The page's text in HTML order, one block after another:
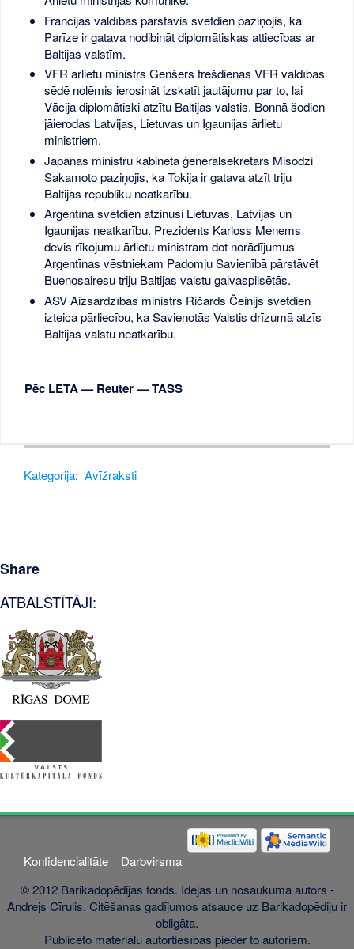
Francijas valdības pārstāvis svētdien paziņojis, ka
Parīze ir gatava nodibināt diplomātiskas attiecības ar
Baltijas valstīm.
VFR ārlietu ministrs Genšers trešdienas VFR valdības
sēdē nolēmis ierosināt izskatīt jautājumu par to, lai
Vācija diplomātiski atzītu Baltijas valstis. Bonnā šodien
jāierodas Latvijas, Lietuvas un Igaunijas ārlietu
ministriem.
Japānas ministru kabineta ģenerālsekretārs Misodzi
Sakamoto paziņojis, ka Tokija ir gatava atzīt triju
Baltijas republiku neatkarību.
Argentīna svētdien atzinusi Lietuvas, Latvijas un
Igaunijas neatkarību. Prezidents Karloss Menems
devis rīkojumu ārlietu ministram dot norādījumus
Argentīnas vēstniekam Padomju Savienībā pārstāvēt
Buenosairesu triju Baltijas valstu galvaspilsētās.
ASV Aizsardzības ministrs Ričards Čeinijs svētdien
izteica pārliecību, ka Savienotās Valstis drīzumā atzīs
Baltijas valstu neatkarību.
Pēc LETA — Reuter — TASS
Kategorija: Avīžraksti
Share
ATBALSTĪTĀJI:
Konfidencialitāte
Darbvirsma
© 2012 Barikadopēdijas fonds. Idejas un nosaukuma autors -
Andrejs Cīrulis. Citēšanas gadījumos atsauce uz Barikadopēdiju ir
obligāta.
Publicēto materiālu autortiesības pieder to autoriem.